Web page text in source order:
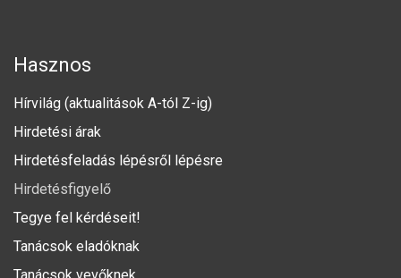
Hasznos
Hírvilág (aktualitások A-tól Z-ig)
Hirdetési árak
Hirdetésfeladás lépésről lépésre
Hirdetésfigyelő
Tegye fel kérdéseit!
Tanácsok eladóknak